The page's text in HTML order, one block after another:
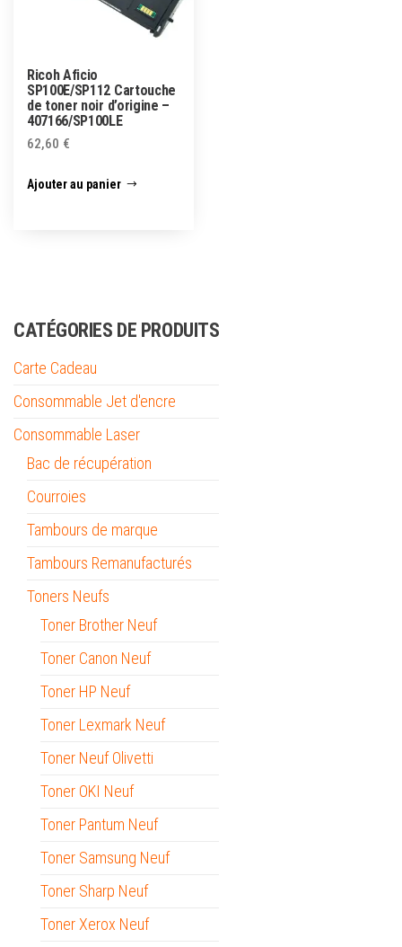
Ricoh Aficio
SP100E/SP112 Cartouche
de toner noir d’origine –
407166/SP100LE
62,60 €
Ajouter au panier
CATÉGORIES DE PRODUITS
Carte Cadeau
Consommable Jet d'encre
Consommable Laser
Bac de récupération
Courroies
Tambours de marque
Tambours Remanufacturés
Toners Neufs
Toner Brother Neuf
Toner Canon Neuf
Toner HP Neuf
Toner Lexmark Neuf
Toner Neuf Olivetti
Toner OKI Neuf
Toner Pantum Neuf
Toner Samsung Neuf
Toner Sharp Neuf
Toner Xerox Neuf